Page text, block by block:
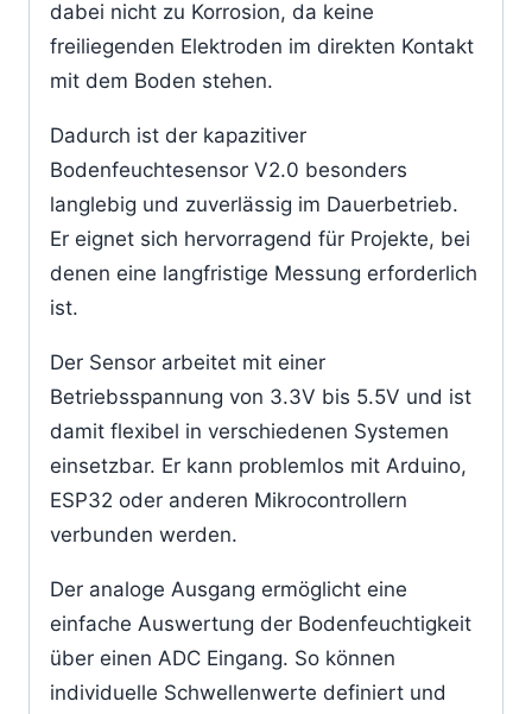
dabei nicht zu Korrosion, da keine
freiliegenden Elektroden im direkten Kontakt
mit dem Boden stehen.
Dadurch ist der kapazitiver
Bodenfeuchtesensor V2.0 besonders
langlebig und zuverlässig im Dauerbetrieb.
Er eignet sich hervorragend für Projekte, bei
denen eine langfristige Messung erforderlich
ist.
Der Sensor arbeitet mit einer
Betriebsspannung von 3.3V bis 5.5V und ist
damit flexibel in verschiedenen Systemen
einsetzbar. Er kann problemlos mit Arduino,
ESP32 oder anderen Mikrocontrollern
verbunden werden.
Der analoge Ausgang ermöglicht eine
einfache Auswertung der Bodenfeuchtigkeit
über einen ADC Eingang. So können
individuelle Schwellenwerte definiert und